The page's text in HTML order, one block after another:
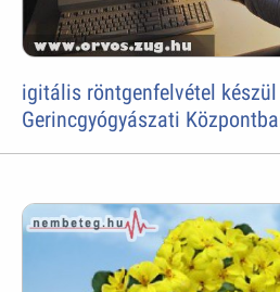
igitális röntgenfelvétel készül
Gerincgyógyászati